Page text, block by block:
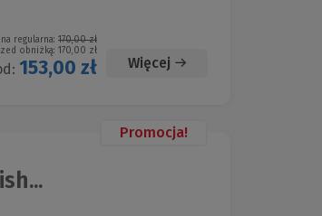
regularna: 170,00 zł
obniżką: 170,00 zł
153,00 zł Więcej
Promocja!